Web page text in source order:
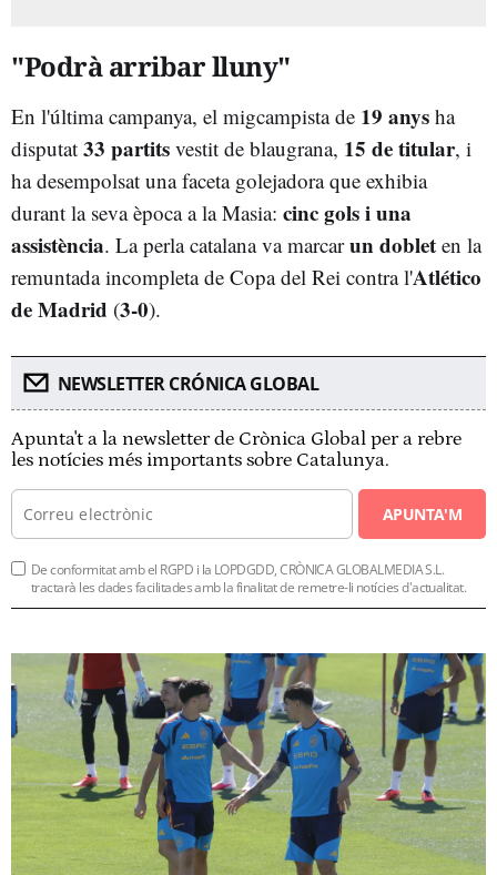
"Podrà arribar lluny"
En l'última campanya, el migcampista de 19 anys ha
disputat 33 partits vestit de blaugrana, 15 de titular, i
ha desempolsat una faceta golejadora que exhibia
durant la seva època a la Masia: cinc gols i una
assistència. La perla catalana va marcarun doblet en la
remuntada incompleta de Copa del Rei contra l'Atlético
de Madrid (3-0).
NEWSLETTER CRÓNICA GLOBAL
Apunta't a la newsletter de Crònica Global per a rebre
les notícies més importants sobre Catalunya.
APUNTA'M
De conformitat amb el RGPD i la LOPDGDD, CRÒNICA GLOBALMEDIA S.L.
tractarà les dades facilitades amb la finalitat de remetre-li notícies d'actualitat.